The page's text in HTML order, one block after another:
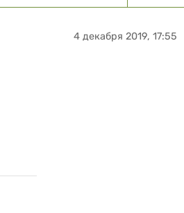
4 декабря 2019, 17:55